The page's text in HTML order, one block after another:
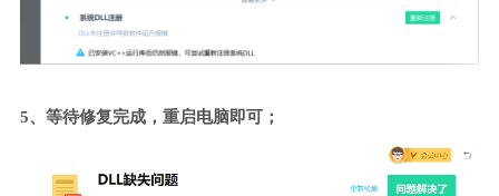
5、等待修复完成，重启电脑即可；